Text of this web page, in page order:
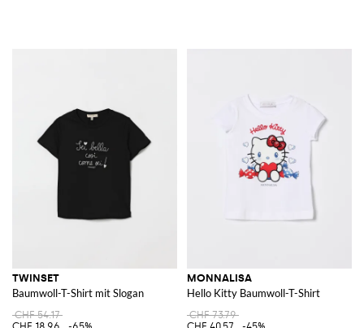
TWINSET
Baumwoll-T-Shirt mit Slogan
CHF 54.17
MONNALISA
Hello Kitty Baumwoll-T-Shirt
CHF 73.79